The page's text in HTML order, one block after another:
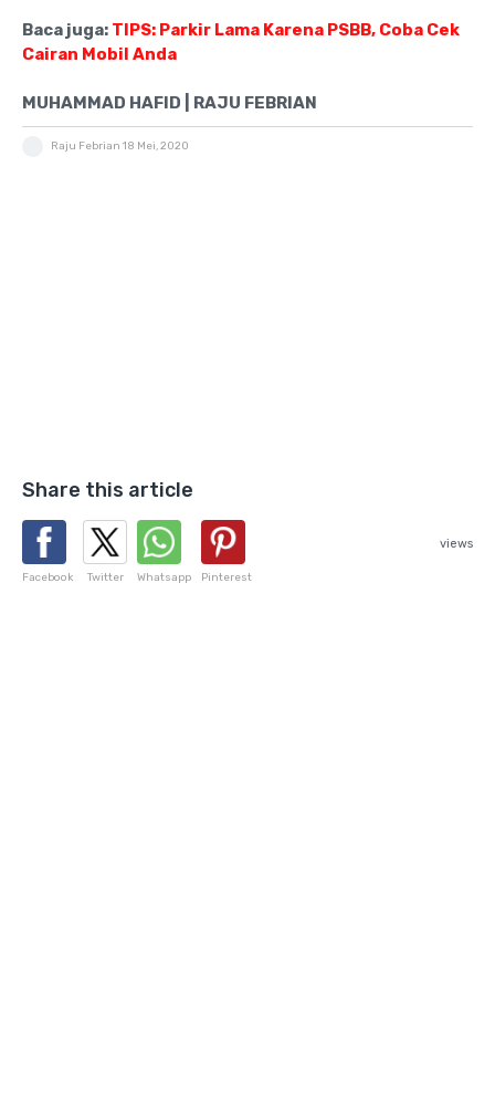
Baca juga: TIPS: Parkir Lama Karena PSBB, Coba Cek
Cairan Mobil Anda
MUHAMMAD HAFID | RAJU FEBRIAN
Raju Febrian 18 Mei, 2020
Share this article
Facebook Twitter Whatsapp Pinterest
views